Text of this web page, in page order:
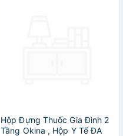
Hộp Đựng Thuốc Gia Đình 2
Tầng Okina , Hộp Y Tế ĐA